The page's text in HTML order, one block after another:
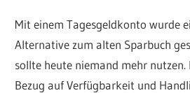
Mit einem Tagesgeldkonto wurde
Alternative zum alten Sparbuch
sollte heute niemand mehr nutzen.
Bezug auf Verfügbarkeit und